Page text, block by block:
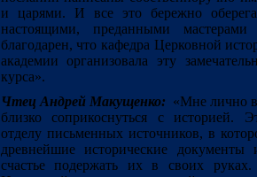
и царями. И все это бережно
настоящими, преданными
благодарен, что кафедра Церковной
академии организовала эту
курса».
Чтец Андрей Макущенко: «Мне лично
близко соприкоснуться с историей.
отделу письменных источников, в
древнейшие исторические
счастье подержать их в своих